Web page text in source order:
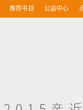
推荐书目 公益中心